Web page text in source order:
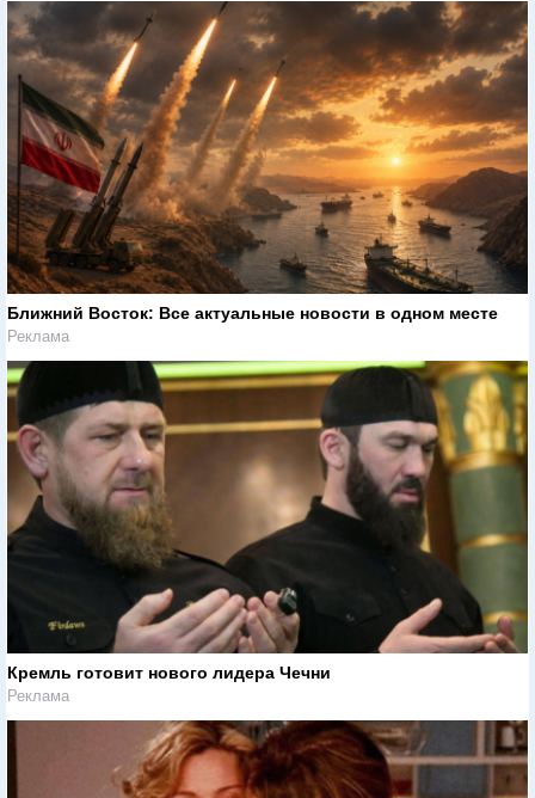
Ближний Восток: Все актуальные новости в одном месте
Реклама
Кремль готовит нового лидера Чечни
Реклама